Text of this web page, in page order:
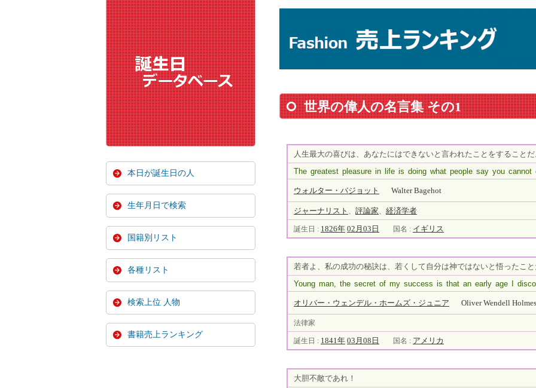
世界の偉人の名言集 その1
人生最大の喜びは、あなたにはできないと言われたことをすること
The greatest pleasure in life is doing what people say you cannot
ウォルター・バジョット Walter Bagehot
ジャーナリスト 、 評論家、 経済学者
誕生日 : 1826年 02月03日 国名 : イギリス
若者よ、私の成功の秘訣は、若くして自分は神ではないと悟ったこ
Young man, the secret of my success is that an early age I
オリバー・ウェンデル・ホームズ・ジュニア Oliver Wendell
法律家
誕生日 : 1841年 03月08日 国名 : アメリカ
大胆不敵であれ！
本日が誕生日の人
生年月日で検索
国籍別リスト
各種リスト
検索上位 人物
書籍売上ランキング